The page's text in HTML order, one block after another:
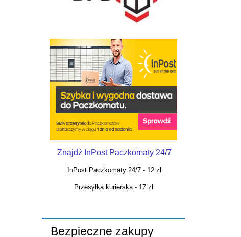
Znajdź InPost Paczkomaty 24/7
InPost Paczkomaty 24/7 - 12 zł
Przesyłka kurierska - 17 zł
Bezpieczne zakupy